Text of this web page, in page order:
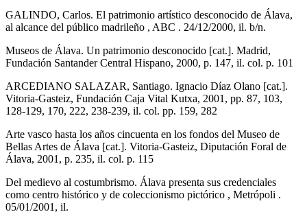
GALINDO, Carlos. El patrimonio artístico desconocido de Álava,
al alcance del público madrileño , ABC . 24/12/2000, il. b/n.
Museos de Álava. Un patrimonio desconocido [cat.]. Madrid,
Fundación Santander Central Hispano, 2000, p. 147, il. col. p. 101
ARCEDIANO SALAZAR, Santiago. Ignacio Díaz Olano [cat.].
Vitoria-Gasteiz, Fundación Caja Vital Kutxa, 2001, pp. 87, 103,
128-129, 170, 222, 238-239, il. col. pp. 159, 282
Arte vasco hasta los años cincuenta en los fondos del Museo de
Bellas Artes de Álava [cat.]. Vitoria-Gasteiz, Diputación Foral de
Álava, 2001, p. 235, il. col. p. 115
Del medievo al costumbrismo. Álava presenta sus credenciales
como centro histórico y de coleccionismo pictórico , Metrópoli .
05/01/2001, il.